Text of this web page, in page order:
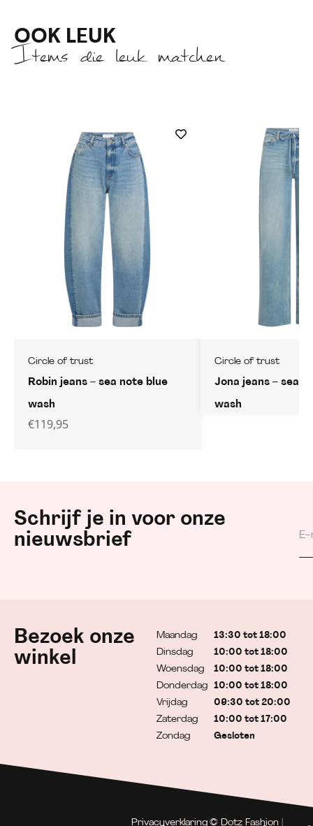
OOK LEUK
Items die leuk matchen
Circle of trust
Robin jeans – sea note blue
wash
€119,95
Circle of trust
Jona jeans – sea
wash
Schrijf je in voor onze
nieuwsbrief
Bezoek onze
winkel
Maandag
Dinsdag
Woensdag
Donderdag
Vrijdag
Zaterdag
Zondag
13:30 tot 18:00
10:00 tot 18:00
10:00 tot 18:00
10:00 tot 18:00
09:30 tot 20:00
10:00 tot 17:00
Gesloten
Privacyverklaring © Dotz Fashion |